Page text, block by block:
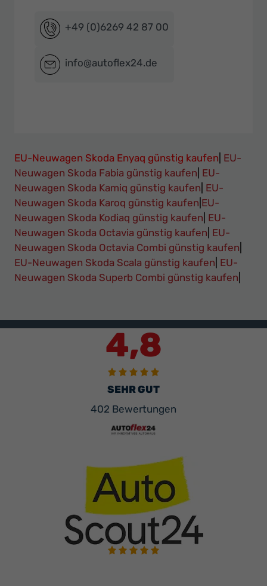
+49 (0)6269 42 87 00
info@autoflex24.de
EU-Neuwagen Skoda Enyaq günstig kaufen EU-
Neuwagen Skoda Fabia günstig kaufen EU-
Neuwagen Skoda Kamiq günstig kaufen EU-
Neuwagen Skoda Karoq günstig kaufen EU-
Neuwagen Skoda Kodiaq günstig kaufen EU-
Neuwagen Skoda Octavia günstig kaufen EU-
Neuwagen Skoda Octavia Combi günstig kaufen
EU-Neuwagen Skoda Scala günstig kaufen EU-
Neuwagen Skoda Superb Combi günstig kaufen
4,8
SEHR GUT
402 Bewertungen